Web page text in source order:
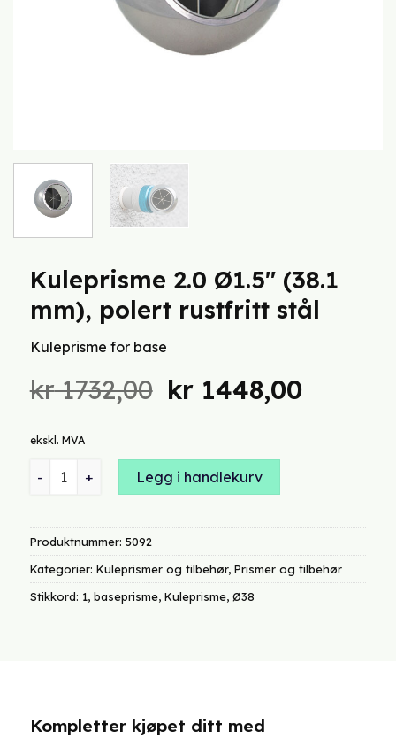
Kuleprisme 2.0 Ø1.5″ (38.1
mm), polert rustfritt stål
Kuleprisme for base
kr1732,00 Opprinnelig
kr 1732,00.
kr 1448,00
ekskl. MVA
Kuleprisme 2.0 Ø1.5" (38.1 mm), polert rustfritt stål antall
Legg i handlekurv
Produktnummer: 5092
Kategorier: Kuleprismer og tilbehør, Prismer og tilbehør
Stikkord: 1, baseprisme, Kuleprisme, Ø38
Kompletter kjøpet ditt med